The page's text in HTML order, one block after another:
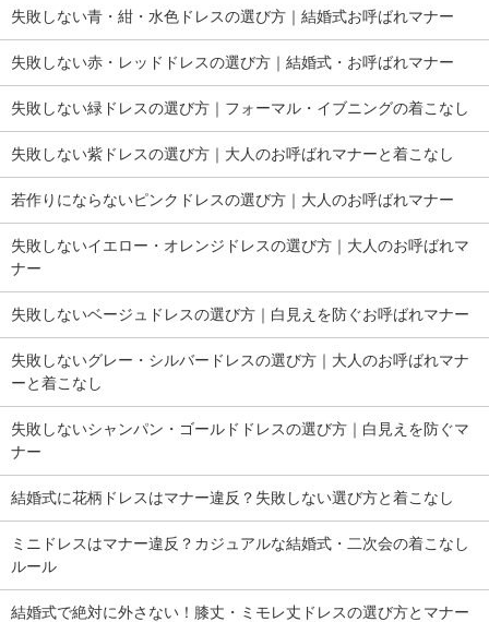
失敗しない青・紺・水色ドレスの選び方｜結婚式お呼ばれマナー
失敗しない赤・レッドドレスの選び方｜結婚式・お呼ばれマナー
失敗しない緑ドレスの選び方｜フォーマル・イブニングの着こなし
失敗しない紫ドレスの選び方｜大人のお呼ばれマナーと着こなし
若作りにならないピンクドレスの選び方｜大人のお呼ばれマナー
失敗しないイエロー・オレンジドレスの選び方｜大人のお呼ばれマ
ナー
失敗しないベージュドレスの選び方｜白見えを防ぐお呼ばれマナー
失敗しないグレー・シルバードレスの選び方｜大人のお呼ばれマナ
ーと着こなし
失敗しないシャンパン・ゴールドドレスの選び方｜白見えを防ぐマ
ナー
結婚式に花柄ドレスはマナー違反？失敗しない選び方と着こなし
ミニドレスはマナー違反？カジュアルな結婚式・二次会の着こなし
ルール
結婚式で絶対に外さない！膝丈・ミモレ丈ドレスの選び方とマナー